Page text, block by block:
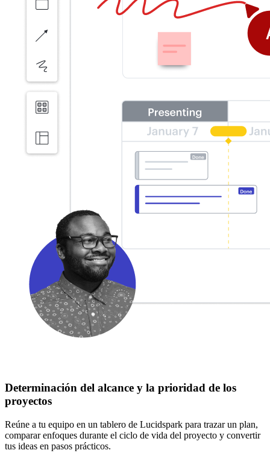
Determinación del alcance y la prioridad de los
proyectos
Reúne a tu equipo en un tablero de Lucidspark para trazar un plan,
comparar enfoques durante el ciclo de vida del proyecto y convertir
tus ideas en pasos prácticos.